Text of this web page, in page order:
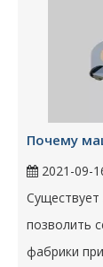
2021-09-
позволить
фабрики